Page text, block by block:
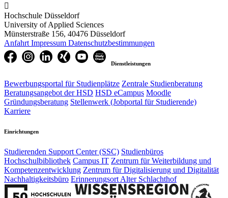

Hochschule Düsseldorf
University of Applied Sciences
Münsterstraße 156, 40476 Düsseldorf
Anfahrt Impressum Datenschutzbestimmungen
Dienstleistungen
Bewerbungsportal für Studienplätze Zentrale Studienberatung
Beratungsangebot der HSD HSD eCampus Moodle
Gründungsberatung Stellenwerk (Jobportal für Studierende)
Karriere
Einrichtungen
Studierenden Support Center (SSC) Studienbüros
Hochschulbibliothek Campus IT Zentrum für Weiterbildung und
Kompetenzentwicklung Zentrum für Digitalisierung und Digitalität
Nachhaltigkeitsbüro Erinnerungsort Alter Schlachthof